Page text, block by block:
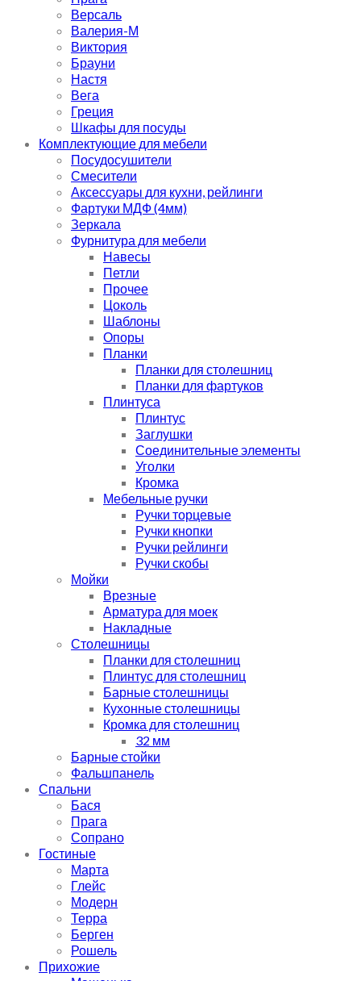
Версаль
Валерия-М
Виктория
Брауни
Настя
Вега
Греция
Шкафы для посуды
Комплектующие для мебели
Посудосушители
Смесители
Аксессуары для кухни, рейлинги
Фартуки МДФ (4мм)
Зеркала
Фурнитура для мебели
Навесы
Петли
Прочее
Цоколь
Шаблоны
Опоры
Планки
Планки для столешниц
Планки для фартуков
Плинтуса
Плинтус
Заглушки
Соединительные элементы
Уголки
Кромка
Мебельные ручки
Ручки торцевые
Ручки кнопки
Ручки рейлинги
Ручки скобы
Мойки
Врезные
Арматура для моек
Накладные
Столешницы
Планки для столешниц
Плинтус для столешниц
Барные столешницы
Кухонные столешницы
Кромка для столешниц
32 мм
Барные стойки
Фальшпанель
Спальни
Бася
Прага
Сопрано
Гостиные
Марта
Глейс
Модерн
Терра
Берген
Рошель
Прихожие